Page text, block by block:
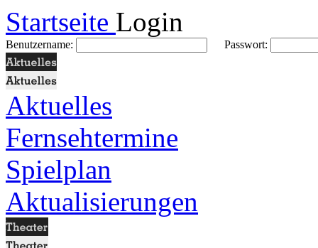
Startseite Login
Benutzername: Passwort:
Aktuelles
Fernsehtermine
Spielplan
Aktualisierungen